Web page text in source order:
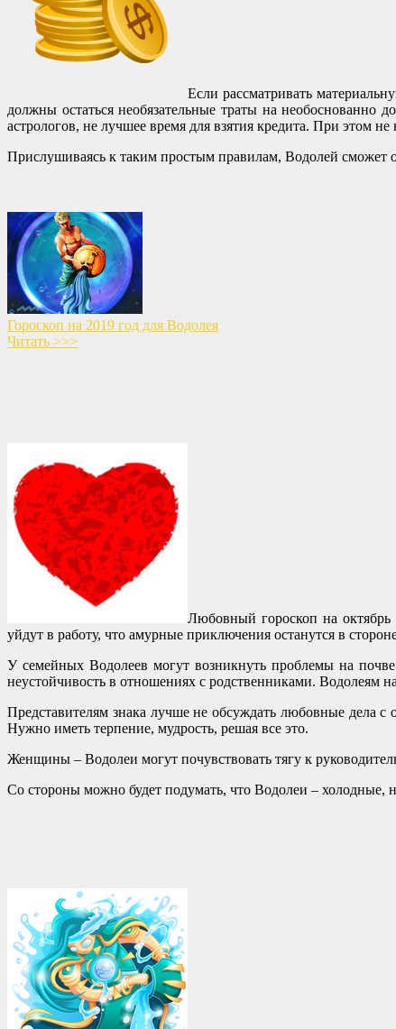
Если рассматривать
должны остаться необязательные траты на необоснованно
астрологов, не лучшее время для взятия кредита. При этом
Прислушиваясь к таким простым правилам, Водолей сможет
Гороскоп на 2019 год для Водолея
Читать >>>
Любовный гороскоп на октябрь
уйдут в работу, что амурные приключения останутся в
У семейных Водолеев могут возникнуть проблемы на
неустойчивость в отношениях с родственниками. Водолеям
Представителям знака лучше не обсуждать любовные
Нужно иметь терпение, мудрость, решая все это.
Женщины – Водолеи могут почувствовать тягу к
Со стороны можно будет подумать, что Водолеи –